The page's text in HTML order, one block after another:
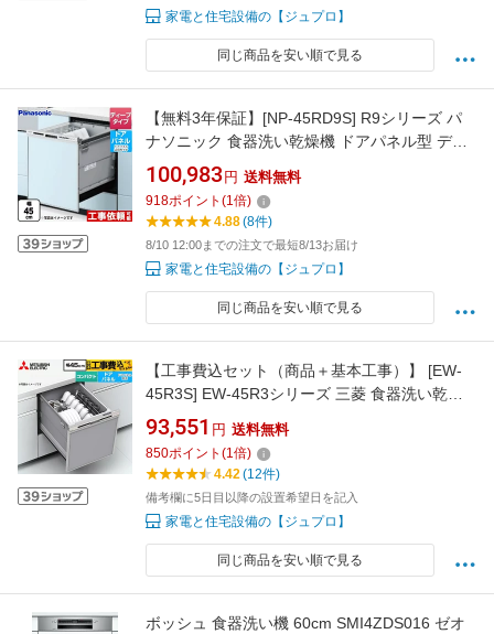
家電と住宅設備の【ジュプロ】
同じ商品を安い順で見る
【無料3年保証】[NP-45RD9S] R9シリーズ パ
ナソニック 食器洗い乾燥機 ドアパネル型 ディ
ープタイプ 約6人分（44点） 運転コース：6コ
ース(低温・少量・標準・強力・予約・乾燥) シ
ルバー 【送料無料】
100,983 円 送料無料
918ポイント (1倍)
4.88(8件)
8/10 12:00までの注文で最短8/13お届け
家電と住宅設備の【ジュプロ】
同じ商品を安い順で見る
【工事費込セット（商品＋基本工事）】 [EW-
45R3S] EW-45R3シリーズ 三菱 食器洗い乾燥
機 ドアパネル型 コンパクトタイプ 浅型 シルバ
ー 【楽天リフォーム認定商品】 【クーポン有
★2026/8/17迄】
93,551 円 送料無料
850ポイント (1倍)
4.42(12件)
備考欄に5日目以降の設置希望日を記入
家電と住宅設備の【ジュプロ】
同じ商品を安い順で見る
ボッシュ 食器洗い機 60cm SMI4ZDS016 ゼオ